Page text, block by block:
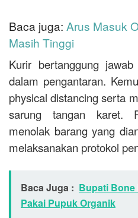
Baca juga: Arus Masuk
Masih Tinggi
Kurir bertanggung
dalam pengantaran.
physical distancing serta
sarung tangan karet.
menolak barang yang
melaksanakan protokol
Baca Juga : Bupati
Pakai Pupuk Organik